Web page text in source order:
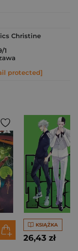
Christine
1
protected]
KSIĄŻKA
26,43 zł